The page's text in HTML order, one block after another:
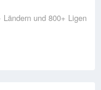
und 800+ Ligen